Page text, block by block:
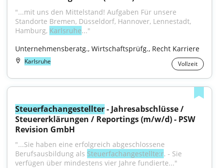
"...mit uns den Mittelstand! Aufgaben Für unsere
Standorte Bremen, Düsseldorf, Hannover, Lennestadt,
Hamburg, Karlsruhe..."
Unternehmensberatg., Wirtschaftsprüfg., Recht Karriere
Karlsruhe Vollzeit
Steuerfachangestellter - Jahresabschlüsse /
Steuererklärungen / Reportings (m/w/d) - PSW
Revision GmbH
"...Sie haben eine erfolgreich abgeschlossene
Berufsausbildung als Steuerfachangestellte:r. - Sie
verfügen über mindestens vier Jahre fundierte..."